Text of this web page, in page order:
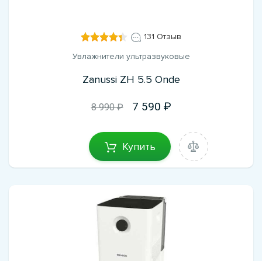
131 Отзыв
Увлажнители ультразвуковые
Zanussi ZH 5.5 Onde
8 990 ₽ 7 590
Купить